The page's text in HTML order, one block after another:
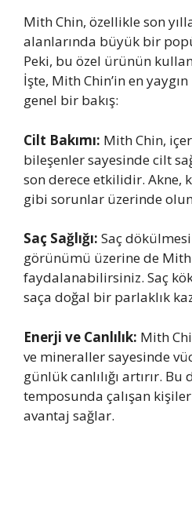
Mith Chin, özellikle son
alanlarında büyük bir
Peki, bu özel ürünün
İşte, Mith Chin’in en
genel bir bakış:
Cilt Bakımı: Mith Chin,
bileşenler sayesinde cilt
son derece etkilidir. Akne,
gibi sorunlar üzerinde
Saç Sağlığı: Saç dökülmesi
görünümü üzerine de Mith
faydalanabilirsiniz. Saç
saça doğal bir parlaklık
Enerji ve Canlılık: Mith
ve mineraller sayesinde
günlük canlılığı artırır.
temposunda çalışan
avantaj sağlar.